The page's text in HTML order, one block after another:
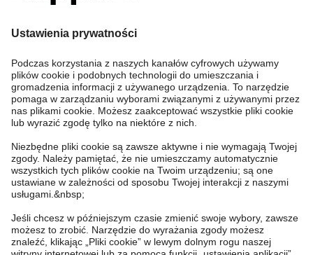
Potrzebujesz pomocy?
Sklep internetowy
Częste pytania
Twoje zamówienie
Skontaktuj się z nami
Znajdź sklep
Kappahl Club
Mój profil
Kappahl Club
Warunki członkostwa
O nas
O Kappahl Group
Zrównoważony rozwój
Warunki i zasady
Ogólne warunki zakupu
Więcej od nas